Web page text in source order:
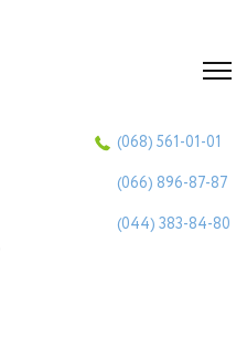
(068) 561-01-01
(066) 896-87-87
(044) 383-84-80